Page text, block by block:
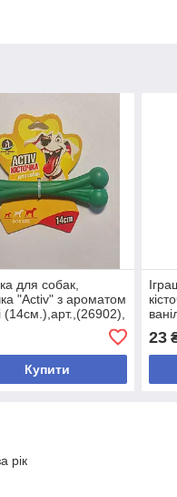
для собак,
"Activ" з ароматом
(14см.),арт.,(26902),
Купити
23
рік